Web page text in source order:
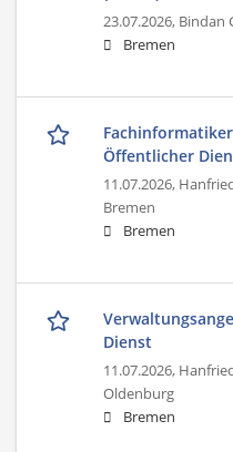
23.07.2026, Bindan
Bremen
Öffentlicher
11.07.2026,
Bremen
Bremen
Dienst
11.07.2026,
Oldenburg
Bremen